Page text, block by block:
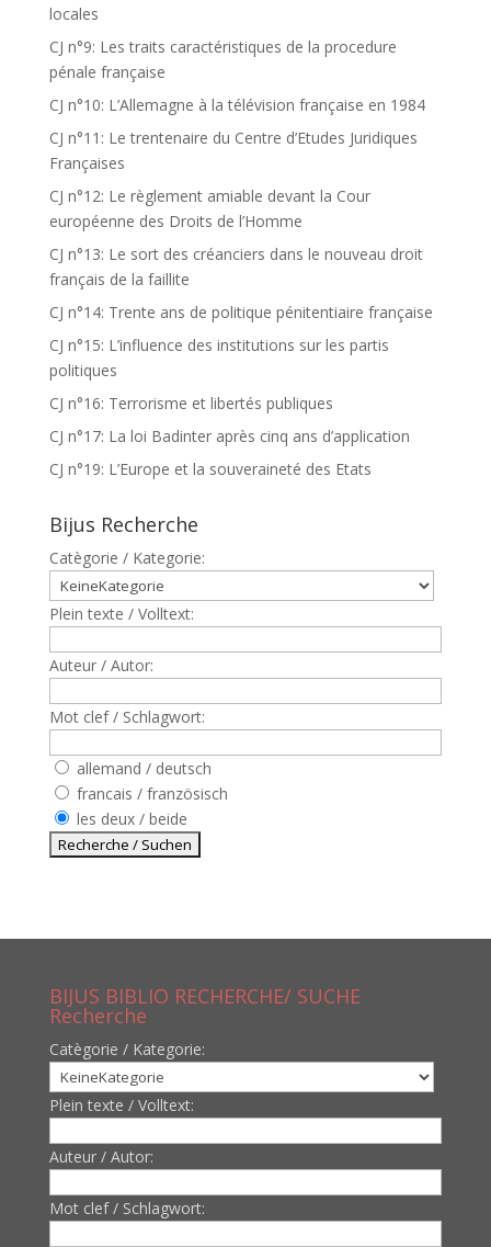
locales
CJ n°9: Les traits caractéristiques de la procedure
pénale française
CJ n°10: L’Allemagne à la télévision française en 1984
CJ n°11: Le trentenaire du Centre d’Etudes Juridiques
Françaises
CJ n°12: Le règlement amiable devant la Cour
européenne des Droits de l’Homme
CJ n°13: Le sort des créanciers dans le nouveau droit
français de la faillite
CJ n°14: Trente ans de politique pénitentiaire française
CJ n°15: L’influence des institutions sur les partis
politiques
CJ n°16: Terrorisme et libertés publiques
CJ n°17: La loi Badinter après cinq ans d’application
CJ n°19: L’Europe et la souveraineté des Etats
Bijus Recherche
Catègorie / Kategorie:
Plein texte / Volltext:
Auteur / Autor:
Mot clef / Schlagwort:
allemand / deutsch
francais / französisch
les deux / beide
BIJUS BIBLIO RECHERCHE/ SUCHE
Recherche
Catègorie / Kategorie:
Plein texte / Volltext:
Auteur / Autor:
Mot clef / Schlagwort: